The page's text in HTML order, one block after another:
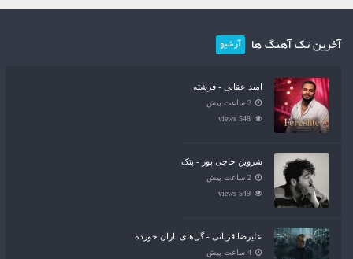
آخرین تک آهنگ ها آرشیو
امید عقابی - فرشته
2 ساعت پیش
548 views
شروین حاجی پور - پتک
2 ساعت پیش
549 views
علیرضا قربانی - گل‌های باران خورده
4 ساعت پیش